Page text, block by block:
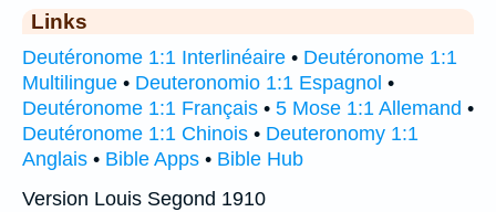
Links
Deutéronome 1:1 Interlinéaire • Deutéronome 1:1
Multilingue • Deuteronomio 1:1 Espagnol •
Deutéronome 1:1 Français • 5 Mose 1:1 Allemand •
Deutéronome 1:1 Chinois • Deuteronomy 1:1
Anglais • Bible Apps • Bible Hub
Version Louis Segond 1910